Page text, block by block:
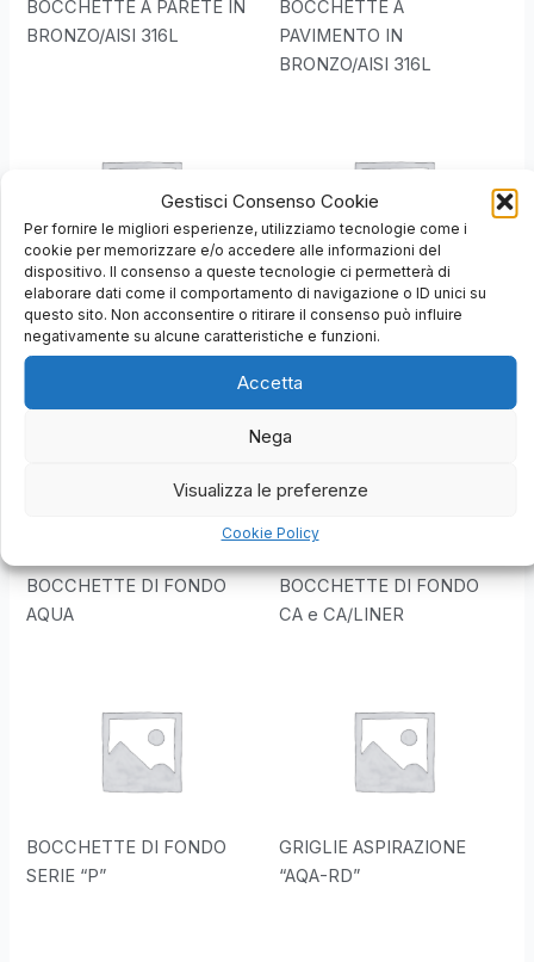
Gestisci Consenso Cookie
Per fornire le migliori esperienze, utilizziamo tecnologie come i
cookie per memorizzare e/o accedere alle informazioni del
dispositivo. Il consenso a queste tecnologie ci permetterà di
elaborare dati come il comportamento di navigazione o ID unici su
questo sito. Non acconsentire o ritirare il consenso può influire
negativamente su alcune caratteristiche e funzioni.
Accetta
Nega
Visualizza le preferenze
Cookie Policy
BOCCHETTE A PARETE IN
BRONZO/AISI 316L
BOCCHETTE A
PAVIMENTO IN
BRONZO/AISI 316L
BOCCHETTE
ASPIRAFANGO IN
BRONZO/AISI 316L
BOCCHETTE
ASPIRAFANGO STANDARD
BOCCHETTE DI FONDO
AQUA
BOCCHETTE DI FONDO
CA e CA/LINER
BOCCHETTE DI FONDO
SERIE “P”
GRIGLIE ASPIRAZIONE
“AQA-RD”